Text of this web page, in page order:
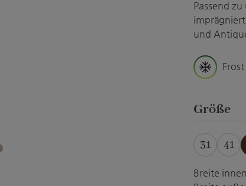
Passend
und
Größe
31 41
Breite